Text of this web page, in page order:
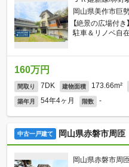
岡山県美作市巨
【絶景の広場付
駐車＆リノベ自
160万円
間取り 7DK 建物面積 173.66m²
築年月 54年4ヶ月 階数 -
中古一戸建て 岡山県赤磐市周匝
岡山県赤磐市周匝